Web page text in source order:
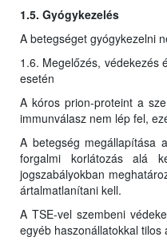
1.5. Gyógykezelés
A betegséget gyógykezelni
1.6. Megelőzés, védekezés
esetén
A kóros prion-proteint a
immunválasz nem lép fel,
A betegség megállapítása
forgalmi korlátozás alá
jogszabályokban
ártalmatlanítani kell.
A TSE-vel szembeni
egyéb haszonállatokkal